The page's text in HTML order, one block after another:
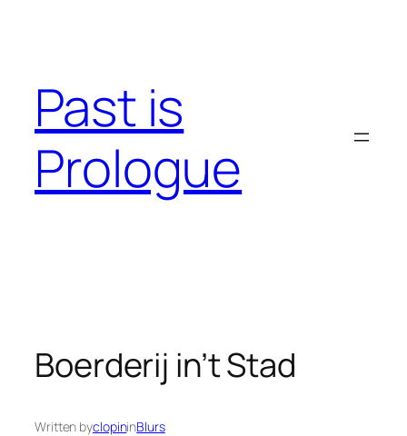
Past is
Prologue
Boerderij in’t Stad
Written byclopininBlurs